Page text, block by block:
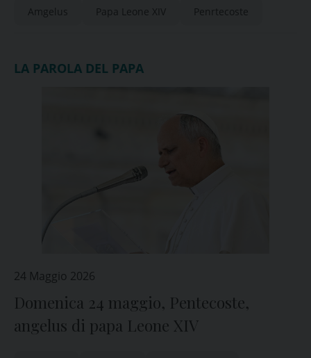
Amgelus Papa Leone XIV Penrtecoste
LA PAROLA DEL PAPA
24 Maggio 2026
Domenica 24 maggio, Pentecoste,
angelus di papa Leone XIV